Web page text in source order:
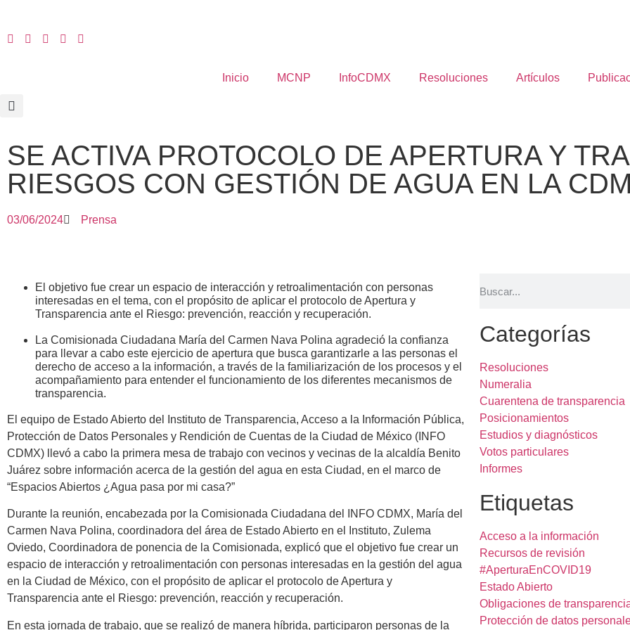
Inicio MCNP InfoCDMX Resoluciones Artículos
SE ACTIVA PROTOCOLO DE APERTURA Y
RIESGOS CON GESTIÓN DE AGUA EN LA
03/06/2024 Prensa
El objetivo fue crear un espacio de interacción y retroalimentación con personas
interesadas en el tema, con el propósito de aplicar el protocolo de Apertura y
Transparencia ante el Riesgo: prevención, reacción y recuperación.
La Comisionada Ciudadana María del Carmen Nava Polina agradeció la confianza
para llevar a cabo este ejercicio de apertura que busca garantizarle a las personas el
derecho de acceso a la información, a través de la familiarización de los procesos y el
acompañamiento para entender el funcionamiento de los diferentes mecanismos de
transparencia.
El equipo de Estado Abierto del Instituto de Transparencia, Acceso a la Información Pública,
Protección de Datos Personales y Rendición de Cuentas de la Ciudad de México (INFO
CDMX) llevó a cabo la primera mesa de trabajo con vecinos y vecinas de la alcaldía Benito
Juárez sobre información acerca de la gestión del agua en esta Ciudad, en el marco de
“Espacios Abiertos ¿Agua pasa por mi casa?”
Durante la reunión, encabezada por la Comisionada Ciudadana del INFO CDMX, María del
Carmen Nava Polina, coordinadora del área de Estado Abierto en el Instituto, Zulema
Oviedo, Coordinadora de ponencia de la Comisionada, explicó que el objetivo fue crear un
espacio de interacción y retroalimentación con personas interesadas en la gestión del agua
en la Ciudad de México, con el propósito de aplicar el protocolo de Apertura y
Transparencia ante el Riesgo: prevención, reacción y recuperación.
En esta jornada de trabajo, que se realizó de manera híbrida, participaron personas de la
Categorías
Resoluciones
Numeralia
Cuarentena de transparencia
Posicionamientos
Estudios y diagnósticos
Votos particulares
Informes
Etiquetas
Acceso a la información
Recursos de revisión
#AperturaEnCOVID19
Estado Abierto
Obligaciones de
Protección de datos